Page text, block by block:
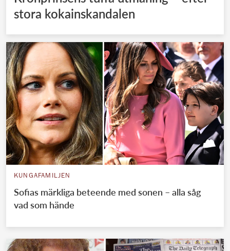
stora kokainskandalen
KUNGAFAMILJEN
Sofias märkliga beteende med sonen – alla såg
vad som hände